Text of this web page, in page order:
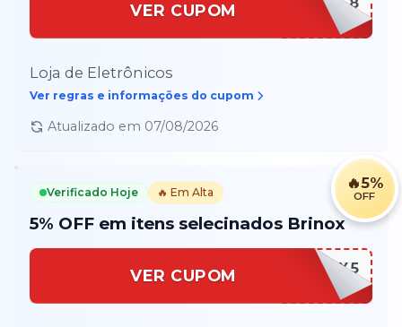
VER CUPOM
Loja de Eletrônicos
Ver regras e informações do cupom
Atualizado em 07/08/2026
🔥5%
OFF
Verificado Hoje 🔥 Em Alta
5% OFF em itens selecinados Brinox
VER CUPOM BRINOX5